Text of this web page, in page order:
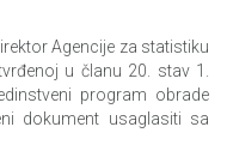
Agencije za statistiku
u članu 20. stav 1.
program obrade
dokument usaglasiti sa